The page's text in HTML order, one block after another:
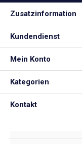
Zusatzinformation
Kundendienst
Mein Konto
Kategorien
Kontakt